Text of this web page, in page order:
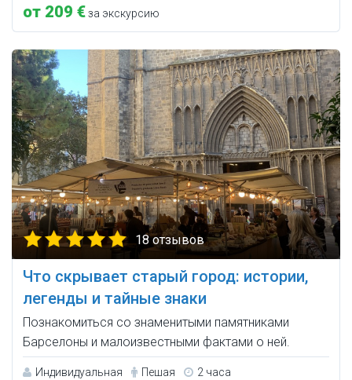
от 209 €за экскурсию
18 отзывов
Что скрывает старый город: истории,
легенды и тайные знаки
Познакомиться со знаменитыми памятниками
Барселоны и малоизвестными фактами о ней.
Индивидуальная Пешая 2 часа